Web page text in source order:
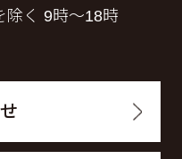
く 9時～18時